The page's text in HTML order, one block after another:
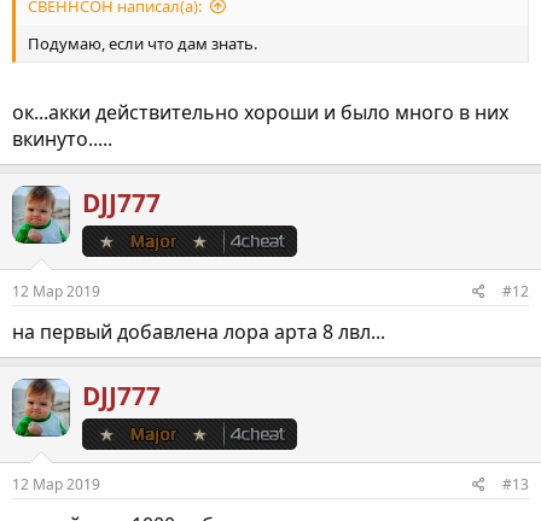
CBEHHCOH написал(а):
Подумаю, если что дам знать.
ок...акки действительно хороши и было много в них
вкинуто.....
DJJ777
12 Мар 2019 #12
на первый добавлена лора арта 8 лвл...
DJJ777
12 Мар 2019 #13